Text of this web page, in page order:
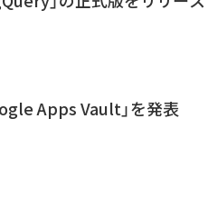
Apps Vault」を発表